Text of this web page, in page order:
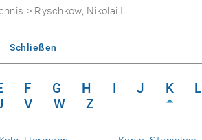
> Ryschkow, Nikolai I.
Schließen
F G H I J K L
V W Z